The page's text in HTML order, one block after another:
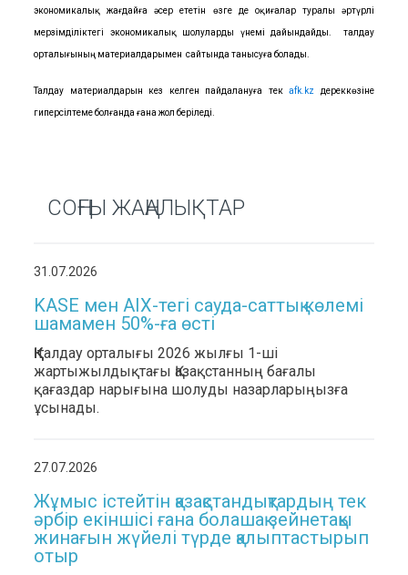
экономикалық жағдайға әсер ететін өзге де оқиғалар туралы әртүрлі
мерзімділіктегі экономикалық шолуларды үнемі дайындайды. ҚҚҚ талдау
орталығының материалдарымен ҚҚҚ сайтында танысуға болады.
Талдау материалдарын кез келген пайдалануға текafk.kz дереккөзіне
гиперсілтеме болғанда ғана жол беріледі.
СОҢҒЫ ЖАҢАЛЫҚТАР
31.07.2026
KASE мен AIX-тегі сауда-саттық көлемі
шамамен 50%-ға өсті
ҚҚҚ талдау орталығы 2026 жылғы 1-ші
жартыжылдықтағы Қазақстанның бағалы
қағаздар нарығына шолуды назарларыңызға
ұсынады.
27.07.2026
Жұмыс істейтін қазақстандықтардың тек
әрбір екіншісі ғана болашақ зейнетақы
жинағын жүйелі түрде қалыптастырып
отыр